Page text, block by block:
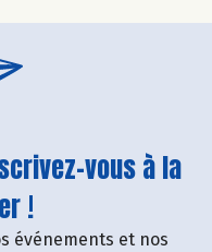
vous à la
!
événements et nos